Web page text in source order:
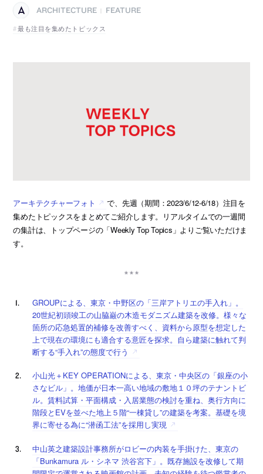
ARCHITECTURE
FEATURE
最も注目を集めたトピックス
アーキテクチャーフォト
で、先週（期間：2023/6/12-6/18）注目を
集めたトピックスをまとめてご紹介します。リアルタイムでの一週間
の集計は、トップページの「Weekly Top Topics」よりご覧いただけま
す。
GROUPによる、東京・中野区の「三岸アトリエの手入れ」。
20世紀初頭竣工の山脇巌の木造モダニズム建築を改修。様々な
箇所の応急処置的補修を改善すべく、資料から原型を想定した
上で現在の環境にも適合する意匠を探求。自ら建築に触れて判
断する“手入れ”の態度で行う
小山光＋KEY OPERATIONによる、東京・中央区の「銀座の小
さなビル」。地価が日本一高い地域の敷地１０坪のテナントビ
ル。賃料試算・平面構成・入居業態の検討を重ね、奥行方向に
階段とEVを並べた地上５階“一棟貸し”の建築を考案。基礎を境
界に寄せる為に“潜函工法”を採用し実現
中山英之建築設計事務所がロビーの内装を手掛けた、東京の
「Bunkamura ル・シネマ 渋谷宮下」。既存施設を改修して期